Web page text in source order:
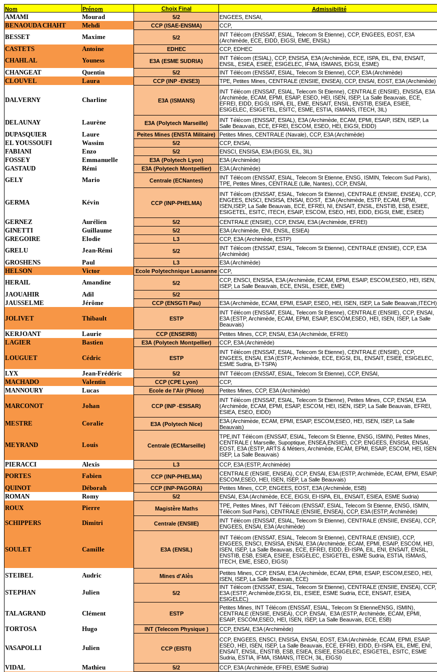
Nom Prénom Choix Final Admissibilité
AMAMI Mourad 5/2 ENGEES, ENSAI,
BENAOUDA CHAHT Mehdi CCP (ISAE-ENSMA) CCP,
BESSET Maxime 5/2
INT Télécom (ENSSAT, ESIAL, Telecom St Etienne), CCP, ENGEES, EOST, E3A
(Archimède, ECE, EIDD, EIGSI, EME, ENSIL)
CASTETS Antoine EDHEC CCP, EDHEC
CHAHLAL Youness E3A (ESME SUDRIA)
INT Télécom (ESIAL), CCP, ENSISA, E3A (Archimède, ECE, ISPA, EIL, ENI, ENSAIT,
ENSIL, ESIEA, ESIEE, ESIGELEC, IFMA, ISMANS, EIGSI, ESME)
CHANGEAT Quentin 5/2 INT Télécom (ENSSAT, ESIAL, Telecom St Etienne), CCP, E3A (Archimède)
CLOUVEL Laura CCP (INP -ENSE3) TPE, Petites Mines, CENTRALE (ENSIIE, ENSEA), CCP, ENSAI, EOST, E3A (Archimède)
DALVERNY Charline E3A (ISMANS)
INT Télécom (ENSSAT, ESIAL, Telecom St Etienne), CENTRALE (ENSIIE), ENSISA, E3A
(Archimède, ECAM, EPMI, ESAIP, ESEO, HEI, ISEN, ISEP, La Salle Beauvais, ECE,
EFREI, EIDD, EIGSI, ISPA, EIL, EME, ENSAIT, ENSIL, ENSTIB, ESIEA, ESIEE,
ESIGELEC, ESIGETEL, ESITC, ESME, ESTIA, ISMANS, ITECH, 3IL)
DELAUNAY Laurène E3A (Polytech Marseille)
INT Télécom (ENSSAT, ESIAL), E3A (Archimède, ECAM, EPMI, ESAIP, ISEN, ISEP, La
Salle Beauvais, ECE, EFREI, ESCOM, ESEO, HEI, EIGSI, EIDD)
DUPASQUIER Laure Peites Mines (ENSTA Militaire) Petites Mines, CENTRALE (Navale), CCP, E3A (Archimède)
EL YOUSSOUFI Wassim 5/2 CCP, ENSAI,
FABIANI Enzo 5/2 ENSCI, ENSISA, E3A (EIGSI, EIL, 3IL)
FOSSEY Emmanuelle E3A (Polytech Lyon) E3A (Archimède)
GASTAUD Rémi E3A (Polytech Montpellier) E3A (Archimède)
GELY Mario Centrale (ECNantes)
INT Télécom (ENSSAT, ESIAL, Telecom St Etienne, ENSG, ISMIN, Telecom Sud Paris),
TPE, Petites Mines, CENTRALE (Lille, Nantes), CCP, ENSAI,
GERMA Kévin CCP (INP-PHELMA)
INT Télécom (ENSSAT, ESIAL, Telecom St Etienne), CENTRALE (ENSIIE, ENSEA), CCP,
ENGEES, ENSCI, ENSISA, ENSAI, EOST,
E3A (Archimède, ESTP, ECAM, EPMI,
ISEN,ISEP, La Salle Beauvais, ECE, EFREI, NI, ENSAIT, ENSIL, ENSTIB, ESB, ESIEE,
ESIGETEL, ESITC, ITECH, ESAIP, ESCOM, ESEO, HEI, EIDD, EIGSI, EME, ESIEE)
GERNEZ Aurélien 5/2 CENTRALE (ENSIIE), CCP, ENSAI, E3A (Archimède, EFREI)
GINETTI Guillaume 5/2 E3A (Archimède, ENI, ENSIL, ESIEA)
GREGOIRE Elodie L3 CCP, E3A (Archimède, ESTP)
GRELU Jean-Rémi 5/2
INT Télécom (ENSSAT, ESIAL, Telecom St Etienne), CENTRALE (ENSIIE), CCP, E3A
(Archimède)
GROSHENS Paul L3 E3A (Archimède)
HELSON Victor Ecole Polytechnique Lausanne CCP,
HERAIL Amandine 5/2
CCP, ENSCI, ENSISA, E3A (Archimède, ECAM, EPMI, ESAIP, ESCOM,ESEO, HEI, ISEN,
ISEP, La Salle Beauvais, ECE, ENSIL, ESIEE, EME)
JAOUAHIR Adil 5/2
JAUSSELME Jérôme CCP (ENSGTI Pau) E3A (Archimède, ECAM, EPMI, ESAIP, ESEO, HEI, ISEN, ISEP, La Salle Beauvais,ITECH)
JOLIVET Thibault ESTP
INT Télécom (ENSSAT, ESIAL, Telecom St Etienne), CENTRALE (ENSIIE), CCP, ENSAI,
E3A (ESTP, Archimède, ECAM, EPMI, ESAIP, ESCOM,ESEO, HEI, ISEN, ISEP, La Salle
Beauvais)
KERJOANT Laurie CCP (ENSEIRB) Petites Mines, CCP, ENSAI, E3A (Archimède, EFREI)
LAGIER Bastien E3A (Polytech Montpellier) CCP, E3A (Archimède)
LOUGUET Cédric ESTP
INT Télécom (ENSSAT, ESIAL, Telecom St Etienne), CENTRALE (ENSIIE), CCP,
ENGEES, ENSAI, E3A (ESTP, Archimède, ECE, EIGSI, EIL, ENSAIT, ESIEE, ESIGELEC,
ESME Sudria, EI-TSPA)
LYX Jean-Frédéric 5/2 INT Télécom (ENSSAT, ESIAL, Telecom St Etienne), CCP, ENSAI,
MACHADO Valentin CCP (CPE Lyon) CCP,
MANNOURY Lucas Ecole de l'Air (Pilote) Petites Mines, CCP, E3A (Archimède)
MARCONOT Johan CCP (INP -ESISAR)
INT Télécom (ENSSAT, ESIAL, Telecom St Etienne), Petites Mines, CCP, ENSAI, E3A
(Archimède, ECAM, EPMI, ESAIP, ESCOM, HEI, ISEN, ISEP, La Salle Beauvais, EFREI,
ESIEA, ESEO, EIDD)
MESTRE Coralie E3A (Polytech Nice)
E3A (Archimède, ECAM, EPMI, ESAIP, ESCOM,ESEO, HEI, ISEN, ISEP, La Salle
Beauvais)
MEYRAND Louis Centrale (ECMarseille)
TPE,INT Télécom (ENSSAT, ESIAL, Telecom St Etienne, ENSG, ISMIN), Petites Mines,
CENTRALE ( Marseille, Supoptique, ENSEA,ENSIIE), CCP, ENGEES, ENSISA, ENSAI,
EOST, E3A (ESTP, ARTS & Métiers, Archimède, ECAM, EPMI, ESAIP, ESCOM, HEI, ISEN,
ISEP, La Salle Beauvais)
PIERACCI Alexis L3 CCP, E3A (ESTP, Archimède)
PORTES Fabien CCP (INP-PHELMA)
CENTRALE (ENSIIE, ENSEA), CCP, ENSAI, E3A (ESTP, Archimède, ECAM, EPMI, ESAIP,
ESCOM,ESEO, HEI, ISEN, ISEP, La Salle Beauvais)
QUINOT Déborah CCP (INP-PAGORA) Petites Mines, CCP, ENGEES, EOST, E3A (Archimède, ESB)
ROMAN Romy 5/2 ENSAI, E3A (Archimède, ECE, EIGSI, EI-ISPA, EIL, ENSAIT, ESIEA, ESME Sudria)
ROUX Pierre Magistère Maths
TPE, Petites Mines, INT Télécom (ENSSAT, ESIAL, Telecom St Etienne, ENSG, ISMIN,
Télécom Sud Paris), CENTRALE (ENSIIE, ENSEA), CCP, E3A (ESTP, Archimède)
SCHIPPERS Dimitri Centrale (ENSIIE)
INT Télécom (ENSSAT, ESIAL, Telecom St Etienne), CENTRALE (ENSIIE, ENSEA), CCP,
ENGEES, ENSAI, E3A (Archimède)
SOULET Camille E3A (ENSIL)
INT Télécom (ENSSAT, ESIAL, Telecom St Etienne), CENTRALE (ENSIIE), CCP,
ENGEES, ENSCI, ENSISA, ENSAI, E3A (Archimède, ECAM, EPMI, ESAIP, ESCOM, HEI,
ISEN, ISEP, La Salle Beauvais, ECE, EFREI, EIDD, EI-ISPA, EIL, ENI, ENSAIT, ENSIL,
ENSTIB, ESB, ESIEA, ESIEE, ESIGELEC, ESIGETEL, ESME Sudria, ESTIA, ISMAnS,
ITECH, EME, ESEO, EIGSI)
STEIBEL Audric Mines d'Alès
Petites Mines, CCP, ENSAI, E3A (Archimède, ECAM, EPMI, ESAIP, ESCOM,ESEO, HEI,
ISEN, ISEP, La Salle Beauvais, ECE)
STEPHAN Julien 5/2
INT Télécom (ENSSAT, ESIAL, Telecom St Etienne), CENTRALE (ENSIIE, ENSEA), CCP,
E3A (ESTP, Archimède,EIGSI, EIL, ESIEE, ESME Sudria, ECE, ENSAIT, ESIEA,
ESIGELEC)
TALAGRAND Clément ESTP
Petites Mines, INT Télécom (ENSSAT, ESIAL, Telecom St EtienneENSG, ISMIN),
CENTRALE (ENSIIE, ENSEA), CCP, ENSAI,
E3A (ESTP, Archimède, ECAM, EPMI,
ESAIP, ESCOM,ESEO, HEI, ISEN, ISEP, La Salle Beauvais, ECE, ESB)
TORTOSA Hugo INT (Telecom Physique ) CCP, ENSAI, E3A (Archimède)
VASAPOLLI Julien CCP (EISTI)
CCP, ENGEES, ENSCI, ENSISA, ENSAI, EOST, E3A (Archimède, ECAM, EPMI, ESAIP,
ESEO, HEI, ISEN, ISEP, La Salle Beauvais, ECE, EFREI, EIDD, EI-ISPA, EIL, EME, ENI,
ENSAIT, ENSIL, ENSTIB, ESB, ESIEA, ESIEE, ESIGELEC, ESIGETEL, ESITC, ESME
Sudria, ESTIA, IFMA, ISMANS, ITECH, 3iL, EIGSI)
VIDAL Mathieu 5/2 CCP, E3A (Archimède, EFREI, ESME Sudria)